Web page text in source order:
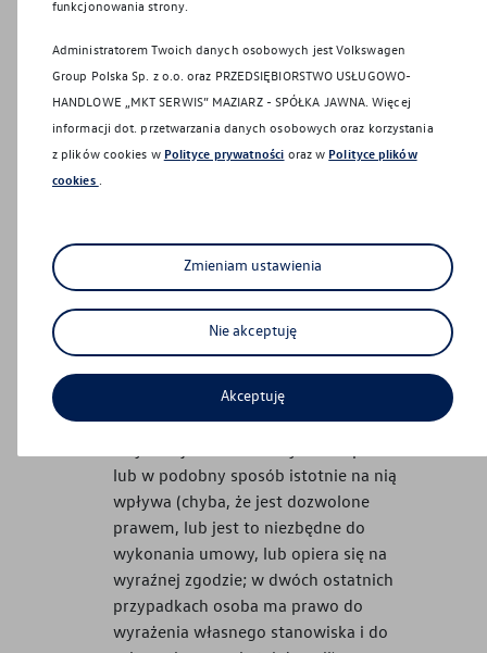
ustalenia, dochodzenia lub obrony
przypadku dochodzenia roszczeń
przez/od VGP czy Dealera). Prawo
sprzeciwu przysługuje także w
przypadku, gdy przetwarzanie dotyczy
marketingu bezpośredniego, w tym
zgoda czy nasz uzasadniony interes; w
każdym przypadku Twój sprzeciw lub
cofnięcie zgody w tym zakresie
spowoduje, iż zaprzestaniemy
przetwarzać Twoje dane w tych celach).
Niepodlegania decyzji, która opiera się
wyłącznie na zautomatyzowanym
przetwarzaniu, w tym profilowaniu,
lub w podobny sposób istotnie na nią
wpływa (chyba, że jest dozwolone
prawem, lub jest to niezbędne do
wykonania umowy, lub opiera się na
wyraźnej zgodzie; w dwóch ostatnich
przypadkach osoba ma prawo do
wyrażenia własnego stanowiska i do
funkcjonowania strony.
Administratorem Twoich danych osobowych jest Volkswagen
Group Polska Sp. z o.o. oraz PRZEDSIĘBIORSTWO USŁUGOWO-
HANDLOWE „MKT SERWIS” MAZIARZ - SPÓŁKA JAWNA. Więcej
informacji dot. przetwarzania danych osobowych oraz korzystania
z plików cookies w Polityce prywatności oraz w Polityce plików
cookies .
Zmieniam ustawienia
Nie akceptuję
Akceptuję